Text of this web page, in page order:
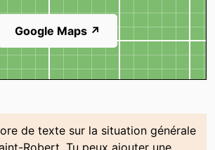
Google Maps ↗
de texte sur la situation générale
Robert. Tu peux ajouter une